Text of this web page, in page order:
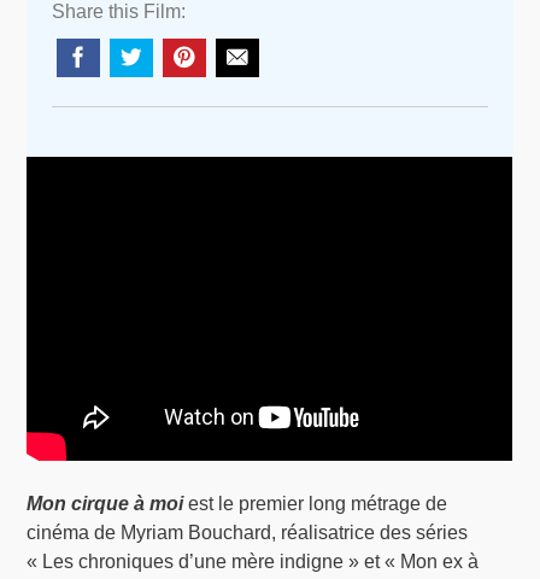
Share this Film:
Mon cirque à moiest le premier long métrage de
cinéma de Myriam Bouchard, réalisatrice des séries
« Les chroniques d’une mère indigne » et « Mon ex à